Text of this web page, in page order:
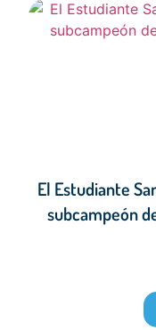
El Estudiante
subcampeón